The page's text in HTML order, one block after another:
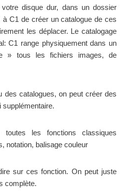
disque dur, dans un dossier
C1 de créer un catalogue de ces
les déplacer. Le catalogage
C1 range physiquement dans un
» tous les fichiers images, de
des catalogues, on peut créer des
supplémentaire.
toutes les fonctions classiques
notation, balisage couleur
sur ces fonction. On peut juste
complète.